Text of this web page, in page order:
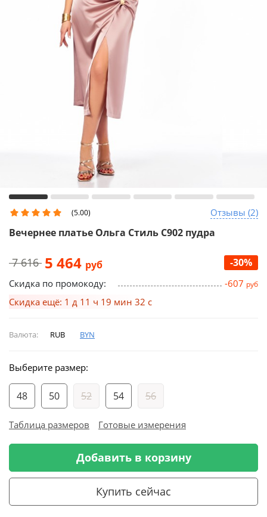
(5.00) Отзывы (2)
Вечернее платье Ольга Стиль С902 пудра
7 616 5 464 руб -30%
Скидка по промокоду: -607 руб
Скидка ещё: 1 д 11 ч 19 мин 32 с
Валюта: RUB BYN
Выберите размер:
48 50 52 54 56
Таблица размеров Готовые измерения
Добавить в корзину
Купить сейчас